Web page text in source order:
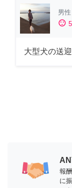
男性
sentiment_satisfied 5
大型犬の送
報
に